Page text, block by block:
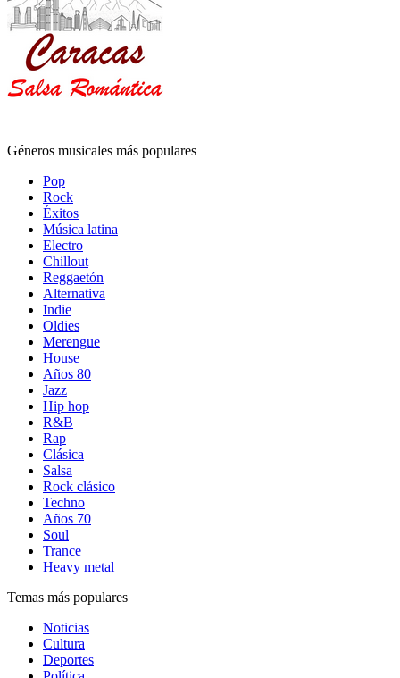
Géneros musicales más populares
Pop
Rock
Éxitos
Música latina
Electro
Chillout
Reggaetón
Alternativa
Indie
Oldies
Merengue
House
Años 80
Jazz
Hip hop
R&B
Rap
Clásica
Salsa
Rock clásico
Techno
Años 70
Soul
Trance
Heavy metal
Temas más populares
Noticias
Cultura
Deportes